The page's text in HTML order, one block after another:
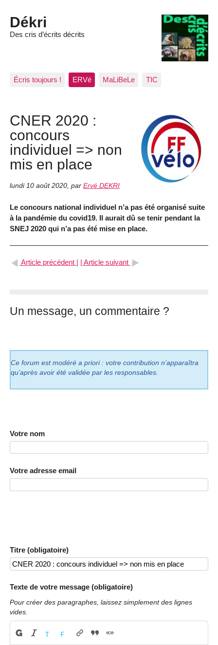
Dékri
Des cris d’écrits décrits
Écris toujours ! ERVé MaLiBeLe TIC
CNER 2020 :
concours
individuel => non
mis en place
lundi 10 août 2020, par Ervé DEKRI
Le concours national individuel n’a pas été organisé suite
à la pandémie du covid19. Il aurait dû se tenir pendant la
SNEJ 2020 qui n’a pas été mise en place.
Article précédent | | Article suivant
Un message, un commentaire ?
Ce forum est modéré a priori : votre contribution n’apparaîtra
qu’après avoir été validée par les responsables.
Votre nom
Votre adresse email
Titre (obligatoire)
Texte de votre message (obligatoire)
Pour créer des paragraphes, laissez simplement des lignes
vides.